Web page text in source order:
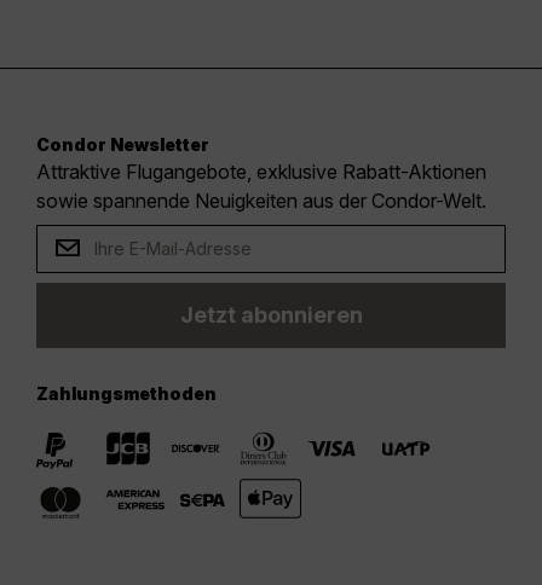
Condor Newsletter
Attraktive Flugangebote, exklusive Rabatt-Aktionen
sowie spannende Neuigkeiten aus der Condor-Welt.
Jetzt abonnieren
Zahlungsmethoden